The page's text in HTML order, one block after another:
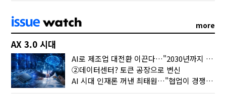
more
AX 3.0 시대
AI로 제조업 대전환 이끈다…"2030년까지 민관합동 20조 투자"
②데이터센터? 토큰 공장으로 변신
AI 시대 인재론 꺼낸 최태원…"협업이 경쟁력"